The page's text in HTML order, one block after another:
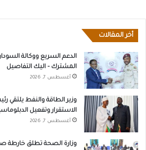
أخر المقالات
الدعم السريع ووكالة
المشترك – اليك التفاصيل
أغسطس 7, 2026
وزير الطاقة والنفط يلتقي
الاستقرار وتفعيل
أغسطس 7, 2026
وزارة الصحة تطلق خارطة